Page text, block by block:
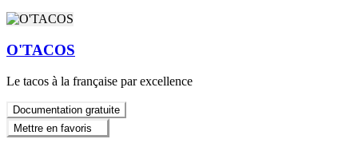
O'TACOS
Le tacos à la française par excellence
Documentation gratuite
Mettre en favoris